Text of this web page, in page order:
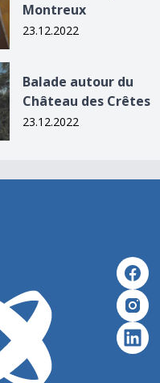
Montreux
23.12.2022
des Crêtes
Balade autour du
Château des Crêtes
23.12.2022